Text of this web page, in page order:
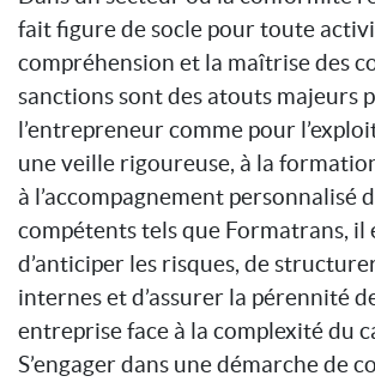
fait figure de socle pour toute
compréhension et la maîtrise des
sanctions sont des atouts majeurs
l’entrepreneur comme pour
une veille rigoureuse, à la
à l’accompagnement personnalisé
compétents tels que Formatrans, il
d’anticiper les risques, de
internes et d’assurer la pérennité
entreprise face à la complexité du
S’engager dans une démarche de